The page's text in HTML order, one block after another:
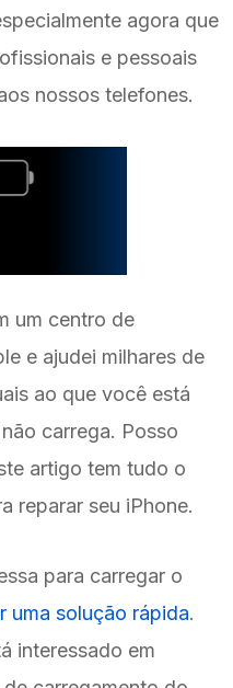
agora que
e pessoais
nossos telefones.
um centro de
e ajudei milhares de
ao que você está
carrega. Posso
artigo tem tudo o
reparar seu iPhone.
para carregar o
uma solução rápida.
interessado em